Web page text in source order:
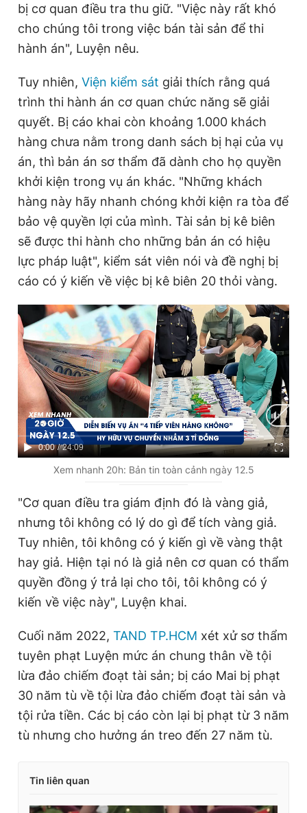
bị cơ quan điều tra thu giữ. "Việc này rất khó
cho chúng tôi trong việc bán tài sản để thi
hành án", Luyện nêu.
Tuy nhiên, Viện kiểm sát giải thích rằng quá
trình thi hành án cơ quan chức năng sẽ giải
quyết. Bị cáo khai còn khoảng 1.000 khách
hàng chưa nằm trong danh sách bị hại của vụ
án, thì bản án sơ thẩm đã dành cho họ quyền
khởi kiện trong vụ án khác. "Những khách
hàng này hãy nhanh chóng khởi kiện ra tòa để
bảo vệ quyền lợi của mình. Tài sản bị kê biên
sẽ được thi hành cho những bản án có hiệu
lực pháp luật", kiểm sát viên nói và đề nghị bị
cáo có ý kiến về việc bị kê biên 20 thỏi vàng.
C
e
m
e
0:00 / D
u
a
t
i
24:09
Xem nhanh 20h: Bản tin toàn cảnh ngày 12.5
"Cơ quan điều tra giám định đó là vàng giả,
nhưng tôi không có lý do gì để tích vàng giả.
Tuy nhiên, tôi không có ý kiến gì về vàng thật
hay giả. Hiện tại nó là giả nên cơ quan có thẩm
quyền đồng ý trả lại cho tôi, tôi không có ý
kiến về việc này", Luyện khai.
Cuối năm 2022, TAND TP.HCM xét xử sơ thẩm
tuyên phạt Luyện mức án chung thân về tội
lừa đảo chiếm đoạt tài sản; bị cáo Mai bị phạt
30 năm tù về tội lừa đảo chiếm đoạt tài sản và
tội rửa tiền. Các bị cáo còn lại bị phạt từ 3 năm
tù nhưng cho hưởng án treo đến 27 năm tù.
Tin liên quan